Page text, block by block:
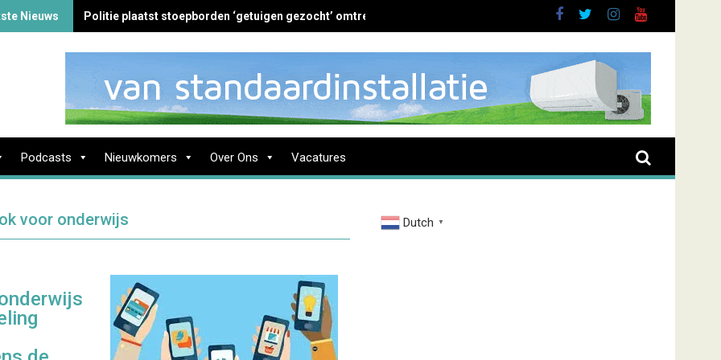
Nieuws Politie plaatst stoepborden ‘getuigen gezocht’ omtrent overval Elbastraat
Podcasts Nieuwkomers Over Ons Vacatures
voor onderwijs Dutch ▼